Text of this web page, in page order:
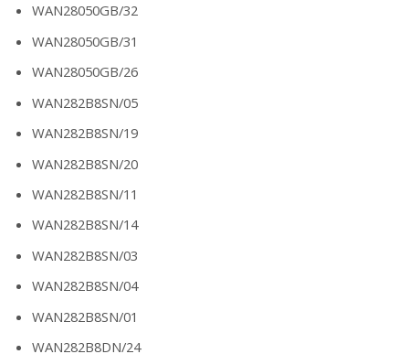
WAN28050GB/32
WAN28050GB/31
WAN28050GB/26
WAN282B8SN/05
WAN282B8SN/19
WAN282B8SN/20
WAN282B8SN/11
WAN282B8SN/14
WAN282B8SN/03
WAN282B8SN/04
WAN282B8SN/01
WAN282B8DN/24